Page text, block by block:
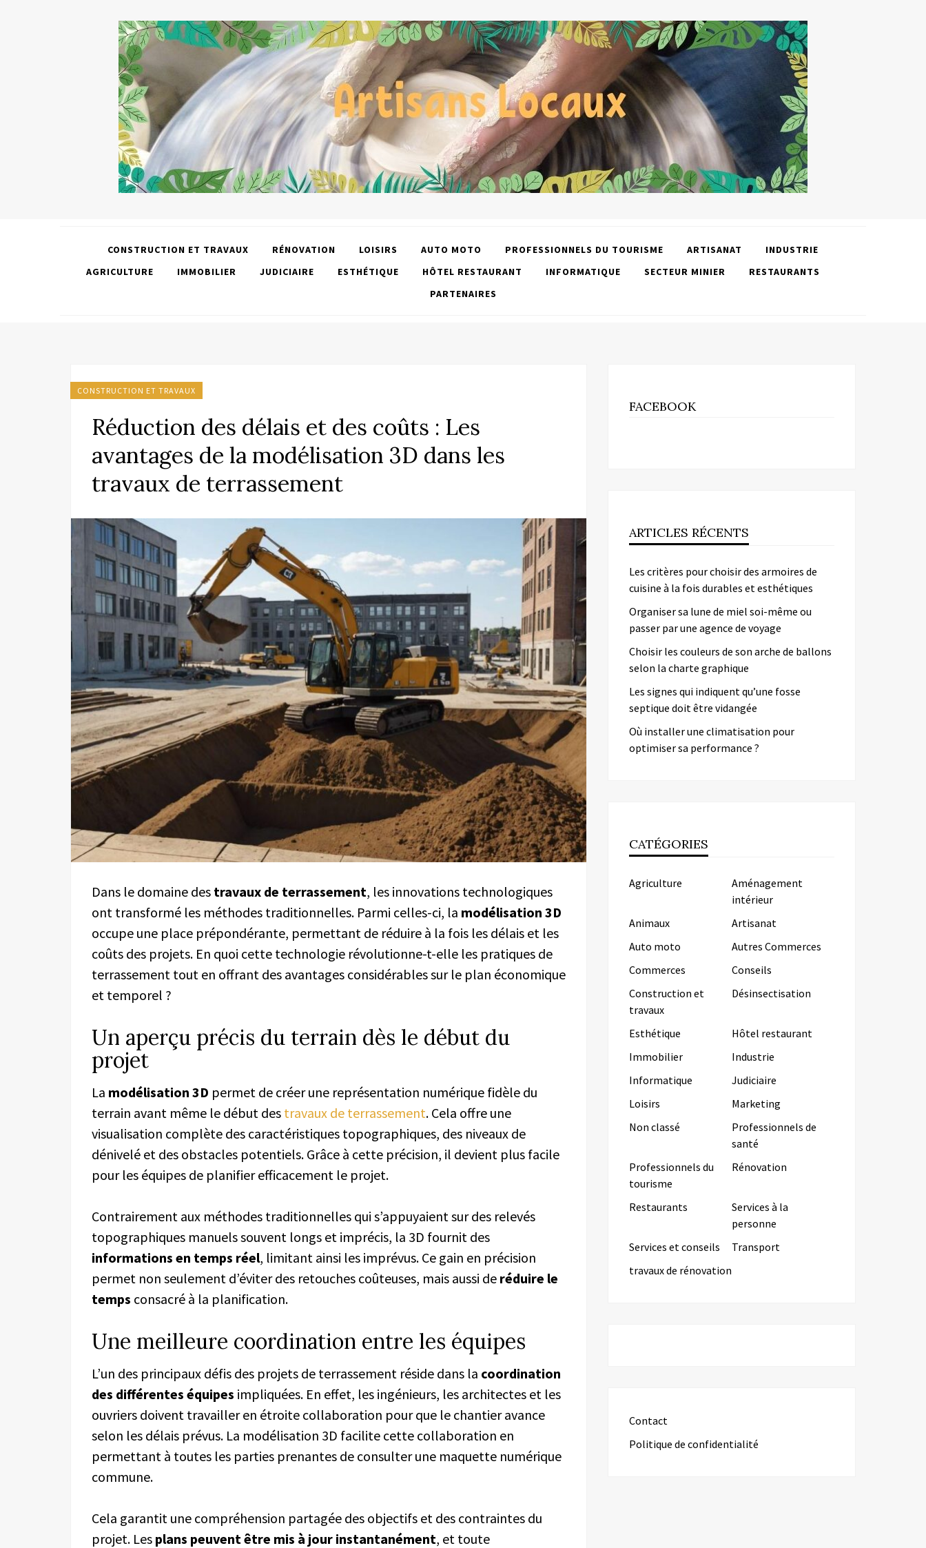
CONSTRUCTION ET TRAVAUX RÉNOVATION LOISIRS AUTO MOTO PROFESSIONNELS DU TOURISME ARTISANAT
INDUSTRIE
AGRICULTURE
IMMOBILIER JUDICIAIRE ESTHÉTIQUE HÔTEL RESTAURANT INFORMATIQUE SECTEUR MINIER
RESTAURANTS
PARTENAIRES
CONSTRUCTION ET TRAVAUX
Réduction des délais et des coûts : Les
avantages de la modélisation 3D dans les
travaux de terrassement
Dans le domaine des travaux de terrassement, les innovations technologiques
ont transformé les méthodes traditionnelles. Parmi celles-ci, la modélisation 3D
occupe une place prépondérante, permettant de réduire à la fois les délais et les
coûts des projets. En quoi cette technologie révolutionne-t-elle les pratiques de
terrassement tout en offrant des avantages considérables sur le plan économique
et temporel ?
Un aperçu précis du terrain dès le début du
projet
La modélisation 3D permet de créer une représentation numérique fidèle du
terrain avant même le début des travaux de terrassement. Cela offre une
visualisation complète des caractéristiques topographiques, des niveaux de
dénivelé et des obstacles potentiels. Grâce à cette précision, il devient plus facile
pour les équipes de planifier efficacement le projet.
Contrairement aux méthodes traditionnelles qui s’appuyaient sur des relevés
topographiques manuels souvent longs et imprécis, la 3D fournit des
informations en temps réel, limitant ainsi les imprévus. Ce gain en précision
permet non seulement d’éviter des retouches coûteuses, mais aussi de réduire le
temps consacré à la planification.
Une meilleure coordination entre les équipes
L’un des principaux défis des projets de terrassement réside dans la coordination
des différentes équipes impliquées. En effet, les ingénieurs, les architectes et les
ouvriers doivent travailler en étroite collaboration pour que le chantier avance
selon les délais prévus. La modélisation 3D facilite cette collaboration en
permettant à toutes les parties prenantes de consulter une maquette numérique
commune.
Cela garantit une compréhension partagée des objectifs et des contraintes du
projet. Les plans peuvent être mis à jour instantanément, et toute
FACEBOOK
ARTICLES RÉCENTS
Les critères pour choisir des armoires de
cuisine à la fois durables et esthétiques
Organiser sa lune de miel soi-même ou
passer par une agence de voyage
Choisir les couleurs de son arche de ballons
selon la charte graphique
Les signes qui indiquent qu’une fosse
septique doit être vidangée
Où installer une climatisation pour
optimiser sa performance ?
CATÉGORIES
Agriculture
Aménagement
intérieur
Animaux
Artisanat
Auto moto
Autres Commerces
Commerces
Conseils
Construction et
travaux
Désinsectisation
Esthétique
Hôtel restaurant
Immobilier
Industrie
Informatique
Judiciaire
Loisirs
Marketing
Non classé
Professionnels de
santé
Professionnels du
tourisme
Rénovation
Restaurants
Services à la
personne
Services et conseils
Transport
travaux de rénovation
Contact
Politique de confidentialité